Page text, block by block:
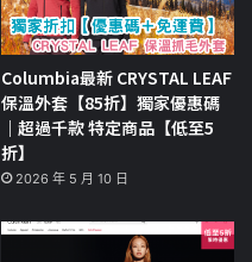
Columbia最新 CRYSTAL LEAF
保溫外套【85折】獨家優惠碼
｜超過千款 特定商品【低至5
折】
2026 年 5 月 10 日